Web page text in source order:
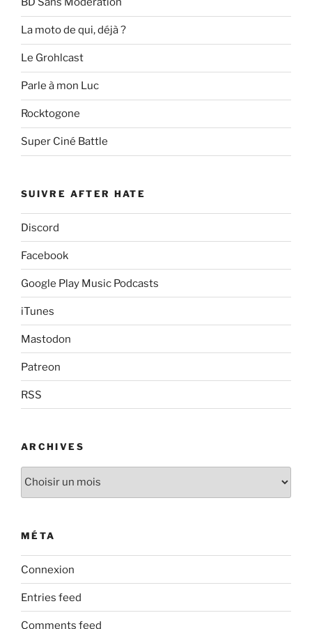
La moto de qui, déjà ?
Le Grohlcast
Parle à mon Luc
Rocktogone
Super Ciné Battle
SUIVRE AFTER HATE
Discord
Facebook
Google Play Music Podcasts
iTunes
Mastodon
Patreon
RSS
ARCHIVES
Archives
MÉTA
Connexion
Entries feed
Comments feed